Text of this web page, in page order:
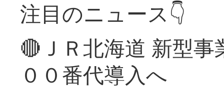
注目のニュース👇
🔴ＪＲ北海道 新型
００番代導入へ